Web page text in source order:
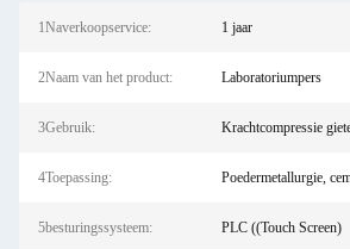
1Naverkoopservice: 1 jaar
2Naam van het product: Laboratoriumpers
3Gebruik: Krachtcompressie
4Toepassing: Poedermetallurgie,
5besturingssysteem: PLC ((Touch Screen)